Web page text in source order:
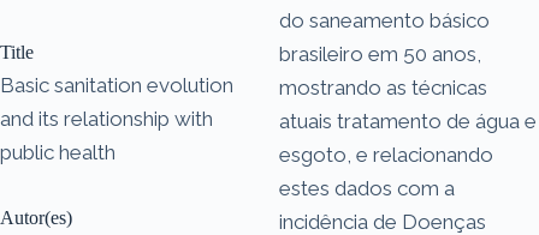
Title
Basic sanitation evolution
and its relationship with
public health
Autor(es)
do saneamento básico
brasileiro em 50 anos,
mostrando as técnicas
atuais tratamento de água e
esgoto, e relacionando
estes dados com a
incidência de Doenças